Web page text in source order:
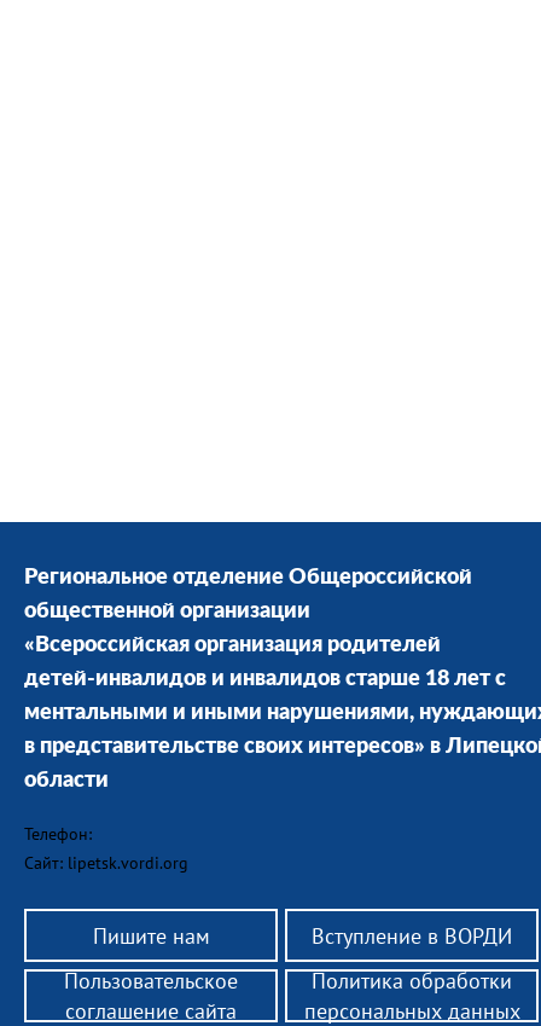
Региональное отделение Общероссийской
общественной организации
«Всероссийская организация родителей
детей-инвалидов и инвалидов старше 18 лет с
ментальными и иными нарушениями,
в представительстве своих интересов» в
области
Телефон:
Сайт: lipetsk.vordi.org
Пишите нам Вступление в ВОРДИ
Пользовательское
соглашение сайта
Политика обработки
персональных данных